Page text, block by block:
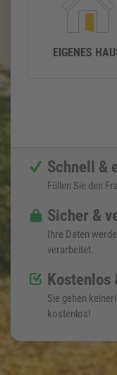
EIGENES
Schnell &
Füllen Sie den
Sicher &
Ihre Daten
verarbeitet.
Sie gehen
kostenlos!